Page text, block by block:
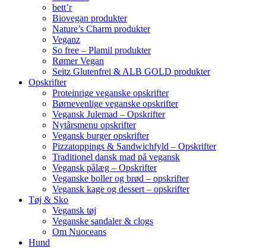
bett’r
Biovegan produkter
Nature’s Charm produkter
Veganz
So free – Plamil produkter
Rømer Vegan
Seitz Glutenfrei & ALB GOLD produkter
Opskrifter
Proteinrige veganske opskrifter
Børnevenlige veganske opskrifter
Vegansk Julemad – Opskrifter
Nytårsmenu opskrifter
Vegansk burger opskrifter
Pizzatoppings & Sandwichfyld – Opskrifter
Traditionel dansk mad på vegansk
Vegansk pålæg – Opskrifter
Veganske boller og brød – opskrifter
Vegansk kage og dessert – opskrifter
Tøj & Sko
Vegansk tøj
Veganske sandaler & clogs
Om Nuoceans
Hund